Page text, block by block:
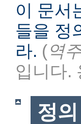
이 문서
들을 정
라. (역
입니다.
정의